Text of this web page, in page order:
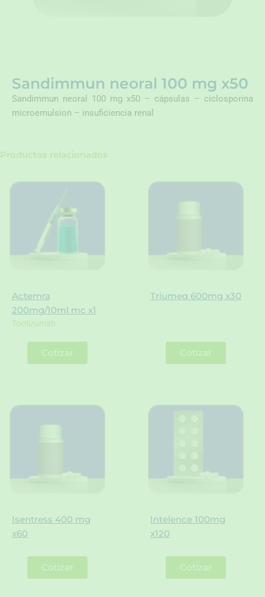
Sandimmun neoral 100 mg x50
Sandimmun neoral 100 mg x50 – cápsulas – ciclosporina
microemulsion – insuficiencia renal
Productos relacionados
Actemra
200mg/10ml mc x1
Tocilizumab
Cotizar
Triumeq 600mg x30
Cotizar
Isentress 400 mg
x60
Cotizar
Intelence 100mg
x120
Cotizar